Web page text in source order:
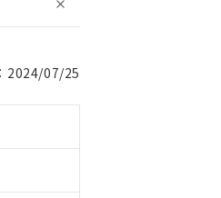
2024/07/25